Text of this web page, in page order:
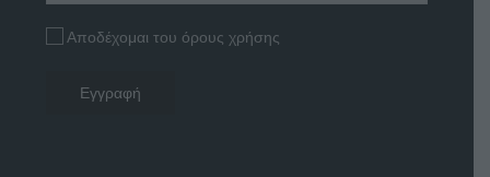
Αποδέχομαι του όρους χρήσης